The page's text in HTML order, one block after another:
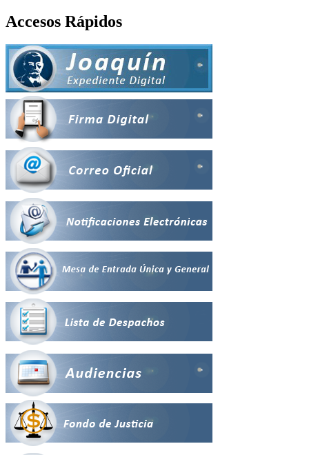
Accesos Rápidos